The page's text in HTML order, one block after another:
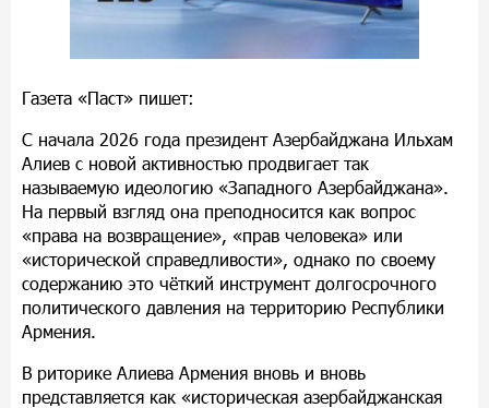
Газета «Паст» пишет:
С начала 2026 года президент Азербайджана Ильхам
Алиев с новой активностью продвигает так
называемую идеологию «Западного Азербайджана».
На первый взгляд она преподносится как вопрос
«права на возвращение», «прав человека» или
«исторической справедливости», однако по своему
содержанию это чёткий инструмент долгосрочного
политического давления на территорию Республики
Армения.
В риторике Алиева Армения вновь и вновь
представляется как «историческая азербайджанская